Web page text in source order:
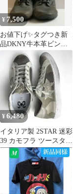
¥ 7,500
お値下げ✨タグつき新
品DKNY牛本革ビンテ
ージ加工メンズブーツ
¥6,480
イタリア製 2STAR 迷彩
39 カモフラ ツースター
未使用 ビンテージ加工